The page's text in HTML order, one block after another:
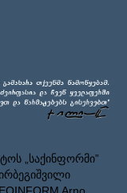
„საქინფორმი”
Arno